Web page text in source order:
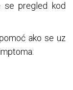
se pregled kod
ako se uz